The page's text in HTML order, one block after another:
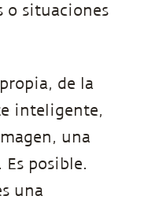
o situaciones
de la
inteligente,
una
posible.
una